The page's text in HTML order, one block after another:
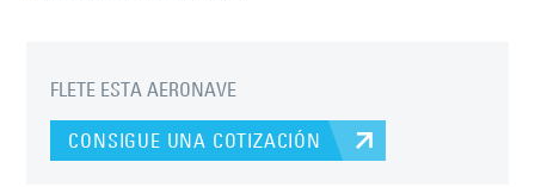
FLETE ESTA AERONAVE
CONSIGUE UNA COTIZACIÓN